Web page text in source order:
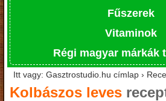
Fűszerek
Vitaminok
Régi magyar márkák
Itt vagy: Gasztrostudio.hu címlap ›
Kolbászos leves